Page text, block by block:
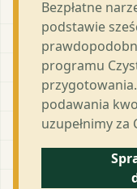
Bezpłatne
podstawie
programu
podawania
uzupełnimy za